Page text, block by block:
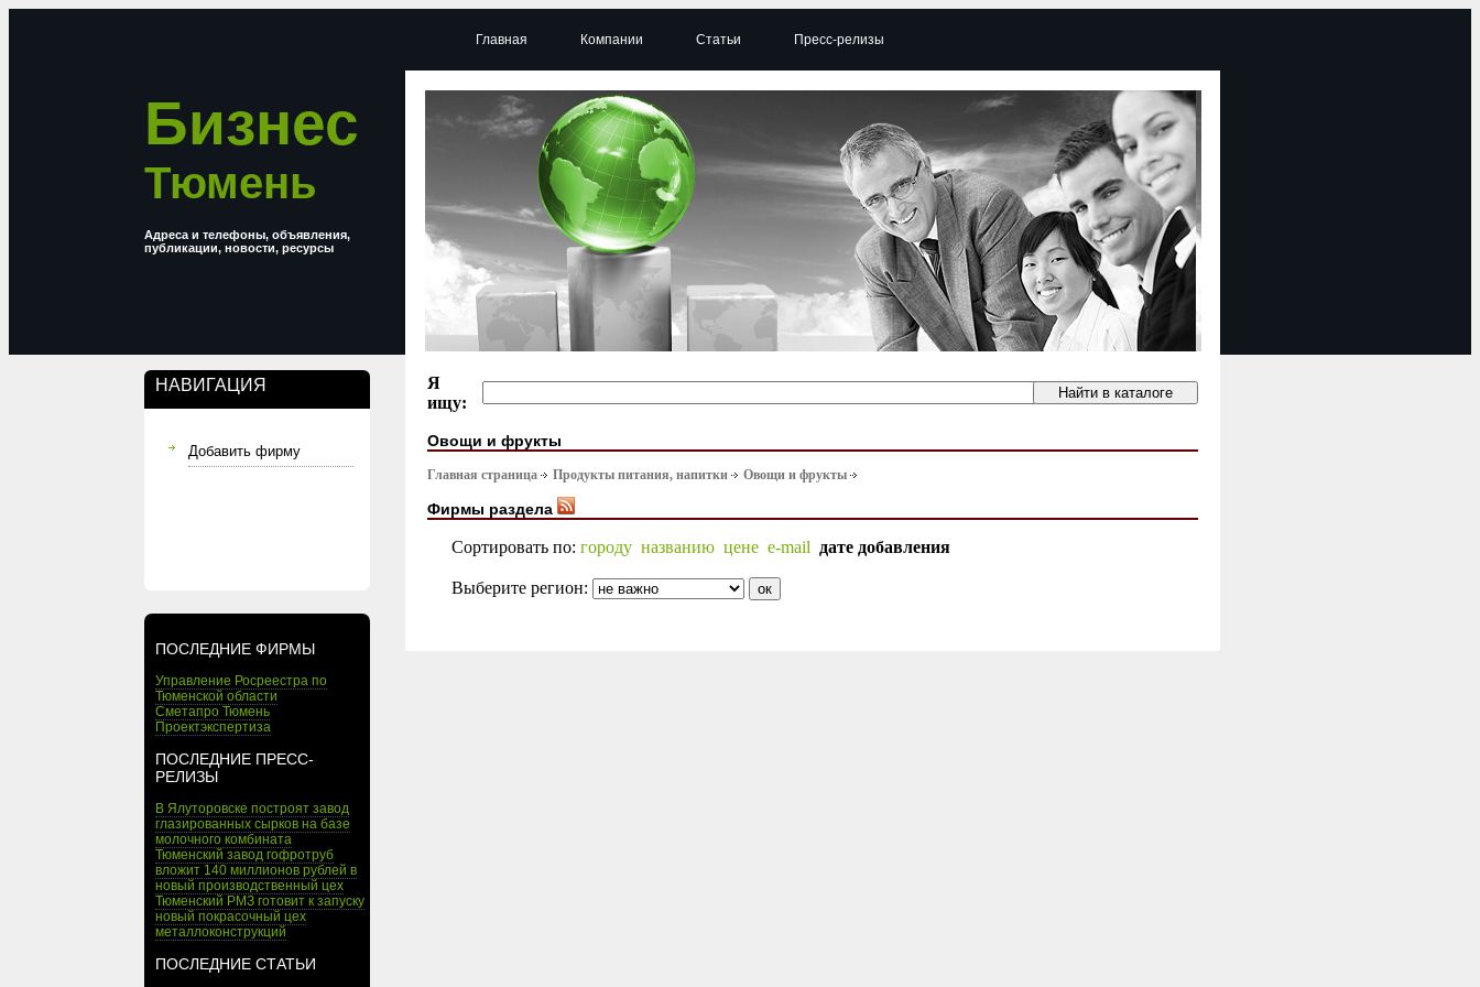
Бизнес
Тюмень
Адреса и телефоны, объявления,
публикации, новости, ресурсы
НАВИГАЦИЯ
Добавить фирму
ПОСЛЕДНИЕ ФИРМЫ
Управление Росреестра по
Тюменской области
Сметапро Тюмень
Проектэкспертиза
ПОСЛЕДНИЕ ПРЕСС-
РЕЛИЗЫ
В Ялуторовске построят завод
глазированных сырков на базе
молочного комбината
Тюменский завод гофротруб
вложит 140 миллионов рублей в
новый производственный цех
Тюменский РМЗ готовит к запуску
новый покрасочный цех
металлоконструкций
ПОСЛЕДНИЕ СТАТЬИ
Главная Компании Статьи Пресс-релизы
Я
ищу:
Овощи и фрукты
Главная страница Продукты питания, напитки Овощи и фрукты
Фирмы раздела
Сортировать по: городу названию цене e-mail дате добавления
Выберите регион: